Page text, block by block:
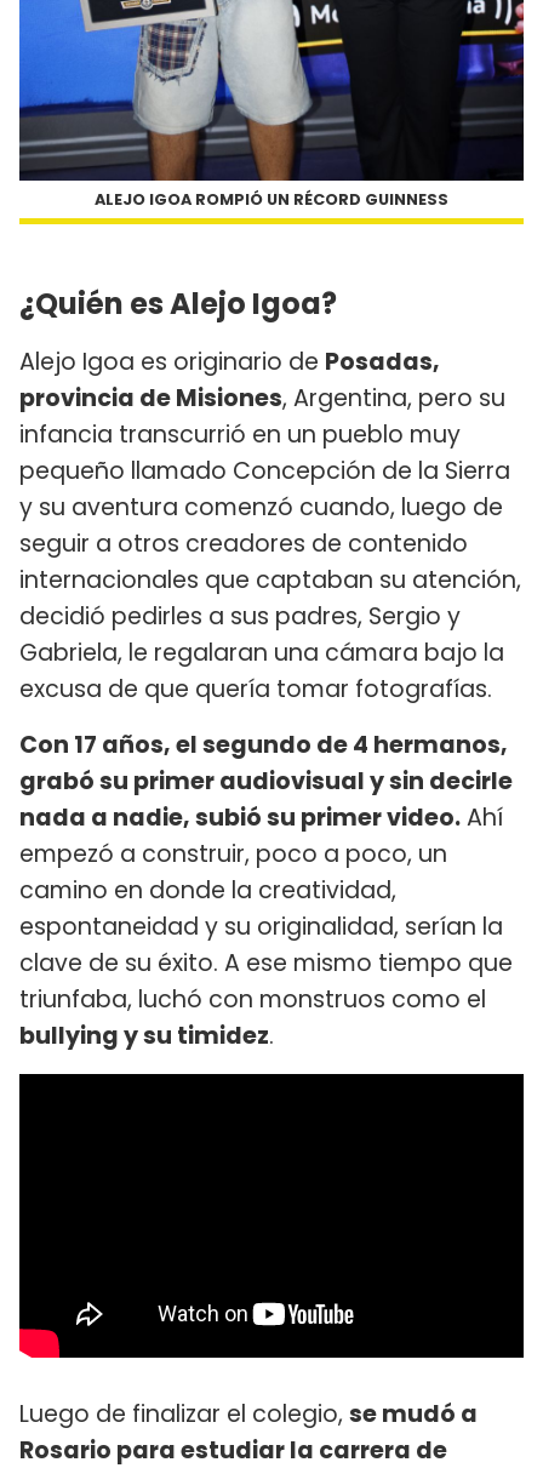
ALEJO IGOA ROMPIÓ UN RÉCORD GUINNESS
¿Quién es Alejo Igoa?
Alejo Igoa es originario de Posadas,
provincia de Misiones, Argentina, pero su
infancia transcurrió en un pueblo muy
pequeño llamado Concepción de la Sierra
y su aventura comenzó cuando, luego de
seguir a otros creadores de contenido
internacionales que captaban su atención,
decidió pedirles a sus padres, Sergio y
Gabriela, le regalaran una cámara bajo la
excusa de que quería tomar fotografías.
Con 17 años, el segundo de 4 hermanos,
grabó su primer audiovisual y sin decirle
nada a nadie, subió su primer video.Ahí
empezó a construir, poco a poco, un
camino en donde la creatividad,
espontaneidad y su originalidad, serían la
clave de su éxito. A ese mismo tiempo que
triunfaba, luchó con monstruos como el
bullying y su timidez.
Luego de finalizar el colegio, se mudó a
Rosario para estudiar la carrera de